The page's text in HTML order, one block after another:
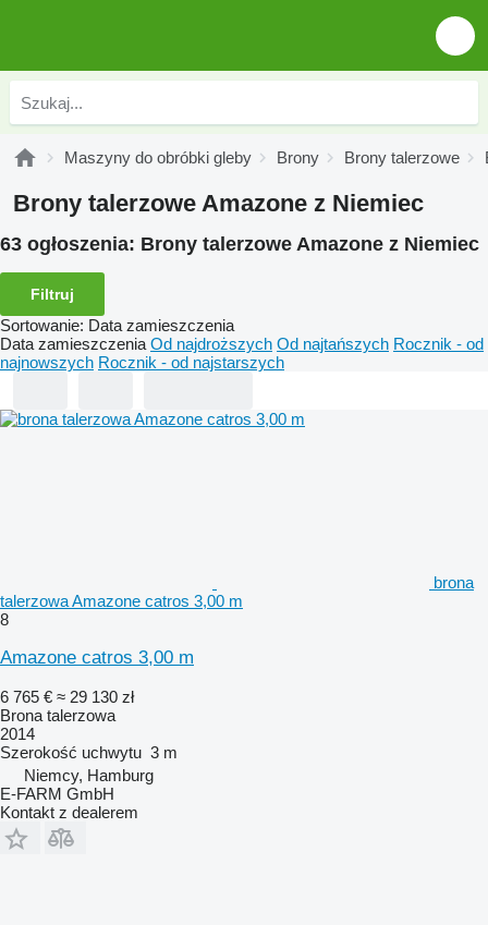
Maszyny do obróbki gleby Brony Brony talerzowe
Brony talerzowe Amazone z Niemiec
63 ogłoszenia: Brony talerzowe Amazone z Niemiec
Filtruj
Sortowanie: Data zamieszczenia
Data zamieszczenia Od najdroższych Od najtańszych Rocznik - od
najnowszych Rocznik - od najstarszych
brona
talerzowa Amazone catros 3,00 m
8
Amazone catros 3,00 m
6 765 € ≈ 29 130 zł
Brona talerzowa
2014
Szerokość uchwytu 3 m
Niemcy, Hamburg
E-FARM GmbH
Kontakt z dealerem